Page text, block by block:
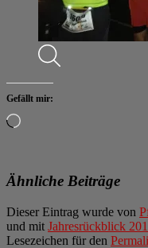
Gefällt mir:
Wird
Ähnliche Beiträge
Dieser Eintrag wurde von
und mit Jahresrückblick
Lesezeichen für den